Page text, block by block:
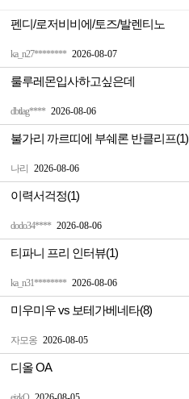
ka_n27******** 2026-08-07
펜디/로저비비에/토즈/발렌티노
dbtlag**** 2026-08-06
룰루레몬입사하고싶은데
나리 2026-08-06
불가리 까르띠에 부쉐론 반클리프(1)
dodo34**** 2026-08-06
이력서걱정(1)
ka_n31******** 2026-08-06
티파니 프리 인터뷰(1)
자모옹 2026-08-05
미우미우 vs 보테가베네타(8)
디올 OA